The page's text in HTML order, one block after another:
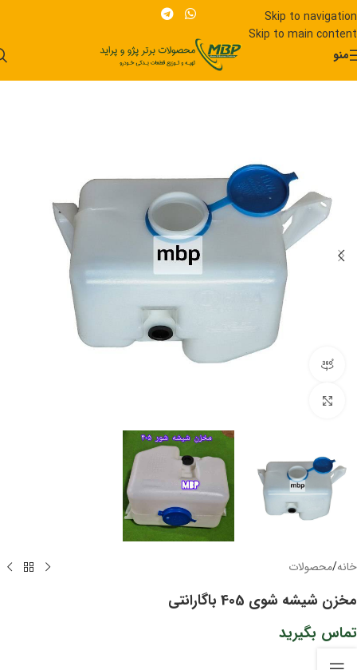
Skip to navigation
Skip to main content
منو
خانه/محصولات
مخزن شیشه شوی 405 باگارانتی
تماس بگیرید